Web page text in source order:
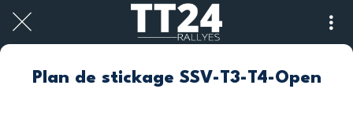
Plan de stickage SSV-T3-T4-Open